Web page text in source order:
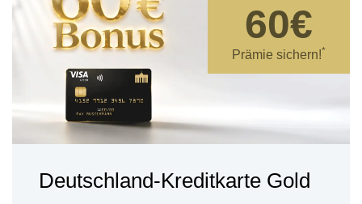
60€
Prämie sichern!*
Deutschland-Kreditkarte Gold